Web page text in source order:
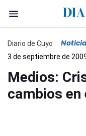
Diario de Cuyo
3 de septiembre de
Medios:
cambios